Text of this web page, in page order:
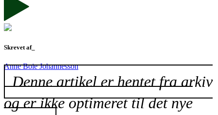
Skrevet af_
Anne Boie Johannesson
Denne artikel er hentet fra arkiv
og er ikke optimeret til det nye